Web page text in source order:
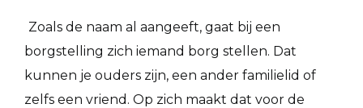
Zoals de naam al aangeeft, gaat bij een
borgstelling zich iemand borg stellen. Dat
kunnen je ouders zijn, een ander familielid of
zelfs een vriend. Op zich maakt dat voor de